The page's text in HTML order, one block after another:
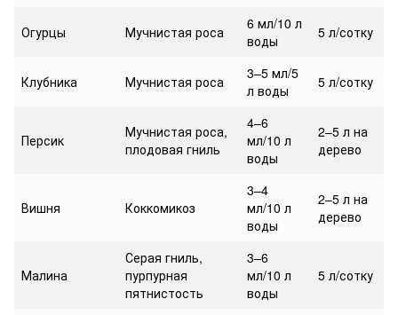
Огурцы Мучнистая роса
6 мл/10 л
воды
5 л/сотку
Клубника Мучнистая роса
3–5 мл/5
л воды
5 л/сотку
Персик
Мучнистая роса,
плодовая гниль
4–6
мл/10 л
воды
2–5 л на
дерево
Вишня Коккомикоз
3–4
мл/10 л
воды
2–5 л на
дерево
Малина
Серая гниль,
пурпурная
пятнистость
3–6
мл/10 л
воды
5 л/сотку